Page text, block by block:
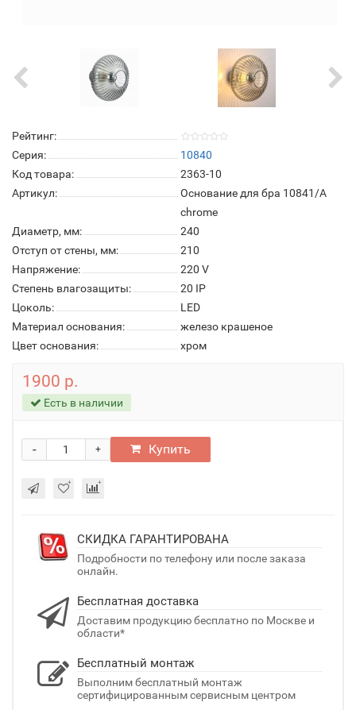
Рейтинг:
Серия:
10840
Код товара:
2363-10
Артикул:
Основание для бра 10841/A
chrome
Диаметр, мм:
240
Отступ от стены, мм:
210
Напряжение:
220 V
Степень влагозащиты:
20 IP
Цоколь:
LED
Материал основания:
железо крашеное
Цвет основания:
хром
1900 р.
Есть в наличии
+
- Купить
СКИДКА ГАРАНТИРОВАНА
Подробности по телефону или после заказа
онлайн.
Бесплатная доставка
Доставим продукцию бесплатно по Москве и
области*
Бесплатный монтаж
Выполним бесплатный монтаж
сертифицированным сервисным центром